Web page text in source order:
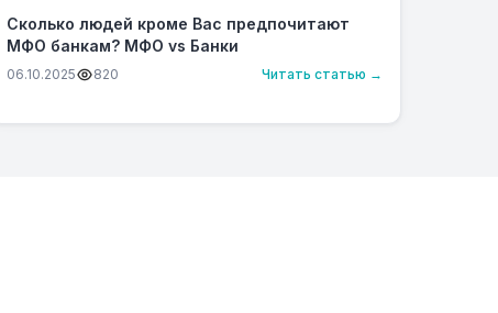
Сколько людей кроме Вас предпочитают
МФО банкам? МФО vs Банки
06.10.2025 820 Читать статью →